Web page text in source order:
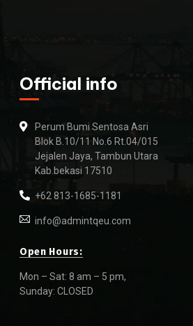
Official info
Perum Bumi Sentosa Asri
Blok B.10/11 No.6 Rt.04/015
Jejalen Jaya, Tambun Utara
Kab.bekasi 17510
+62 813-1685-1181
info@admintqeu.com
Open Hours:
Mon – Sat: 8 am – 5 pm,
Sunday: CLOSED